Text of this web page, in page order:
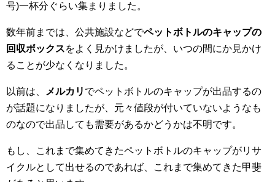
号)一杯分ぐらい集まりました。
数年前までは、公共施設などでペットボトルのキャップの
回収ボックスをよく見かけましたが、いつの間にか見かけ
ることが少なくなりました。
以前は、 メルカリ でペットボトルのキャップが出品するの
が話題になりましたが、元々値段が付いていないようなも
のなので出品しても需要があるかどうかは不明です。
もし、これまで集めてきたペットボトルのキャップがリサ
イクルとして出せるのであれば、これまで集めてきた甲斐